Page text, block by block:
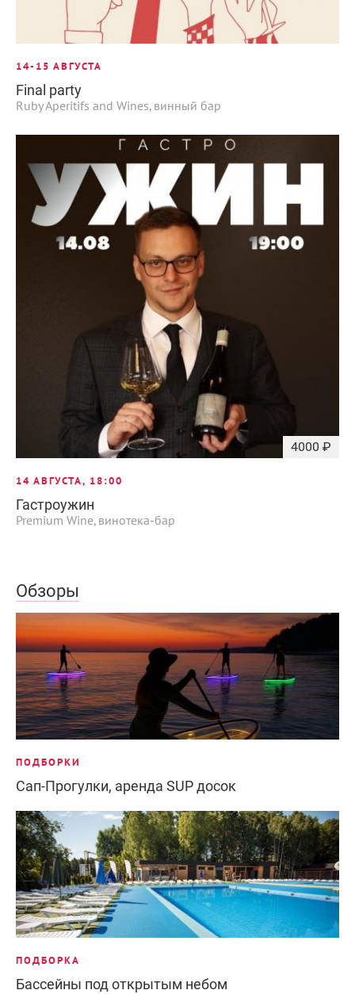
14-15 АВГУСТА
Final party
Ruby Aperitifs and Wines, винный бар
4000 ₽
14 АВГУСТА, 18:00
Гастроужин
Premium Wine, винотека-бар
Обзоры
ПОДБОРКИ
Сап-Прогулки, аренда SUP досок
ПОДБОРКА
Бассейны под открытым небом